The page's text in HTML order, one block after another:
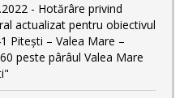
- Hotărâre privind
actualizat pentru obiectivul
Pitești – Valea Mare –
peste pârâul Valea Mare